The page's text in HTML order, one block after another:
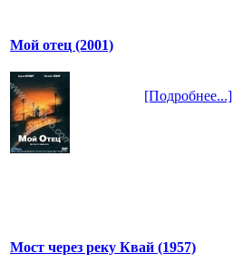
Мой отец (2001)
[Подробнее...]
Мост через реку Квай (1957)